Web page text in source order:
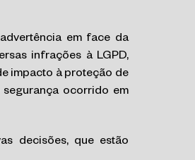
em face da
infrações à LGPD,
impacto à proteção de
ocorrido em
decisões, que estão